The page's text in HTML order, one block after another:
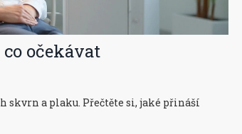
očekávat
skvrn a plaku. Přečtěte si, jaké přináší